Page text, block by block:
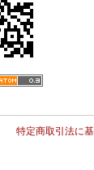
特定商取引法に